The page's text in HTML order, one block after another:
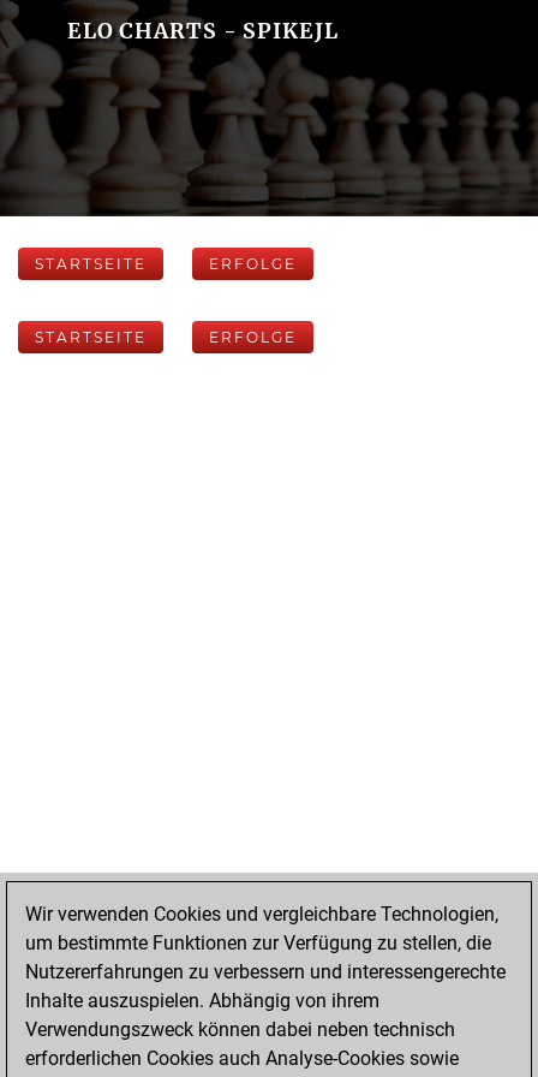
ELO CHARTS - SPIKEJL
STARTSEITE ERFOLGE
STARTSEITE ERFOLGE
Wir verwenden Cookies und vergleichbare Technologien,
um bestimmte Funktionen zur Verfügung zu stellen, die
Nutzererfahrungen zu verbessern und interessengerechte
Inhalte auszuspielen. Abhängig von ihrem
Verwendungszweck können dabei neben technisch
erforderlichen Cookies auch Analyse-Cookies sowie